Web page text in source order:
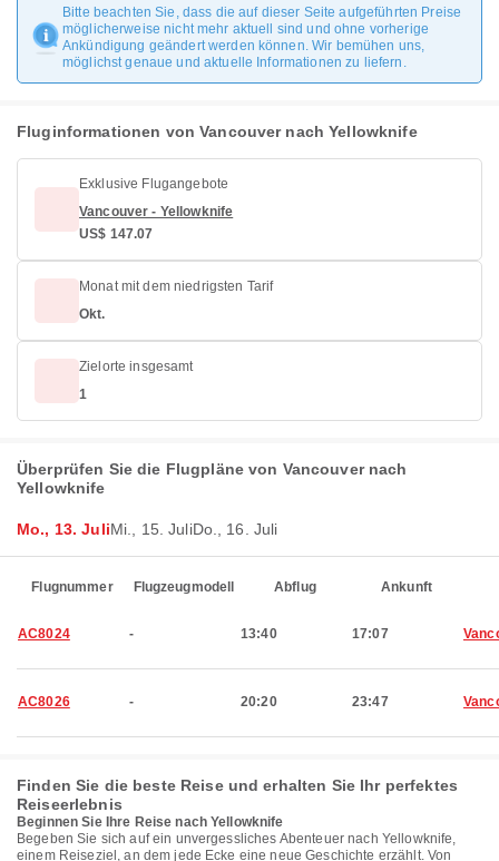
Bitte beachten Sie, dass die auf dieser Seite aufgeführten Preise
möglicherweise nicht mehr aktuell sind und ohne vorherige
Ankündigung geändert werden können. Wir bemühen uns,
möglichst genaue und aktuelle Informationen zu liefern.
Fluginformationen von Vancouver nach Yellowknife
Exklusive Flugangebote
Vancouver - Yellowknife
US$ 147.07
Monat mit dem niedrigsten Tarif
Okt.
Zielorte insgesamt
1
Überprüfen Sie die Flugpläne von Vancouver nach
Yellowknife
Mo., 13. JuliMi., 15. JuliDo., 16. Juli
Flugnummer Flugzeugmodell Abflug Ankunft
AC8024 - 13:40 17:07
AC8026 - 20:20 23:47
Finden Sie die beste Reise und erhalten Sie Ihr perfektes
Reiseerlebnis
Beginnen Sie Ihre Reise nach Yellowknife
Begeben Sie sich auf ein unvergessliches Abenteuer nach Yellowknife,
einem Reiseziel, an dem jede Ecke eine neue Geschichte erzählt. Von